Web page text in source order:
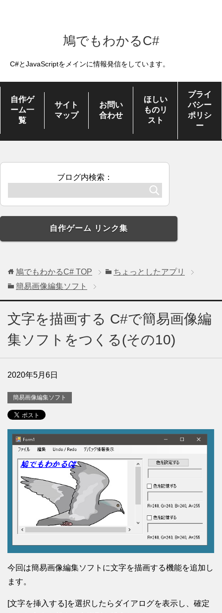
鳩でもわかるC#
C#とJavaScriptをメインに情報発信をしています。
自作ゲ
ーム一
覧
サイト
マップ
お問い
合わせ
ほしい
ものリ
スト
プライ
バシー
ポリシ
ー
ブログ内検索：
自作ゲーム リンク集
鳩でもわかるC# TOP
ちょっとしたアプリ
簡易画像編集ソフト
文字を描画する C#で簡易画像編
集ソフトをつくる(その10)
2020年5月6日
簡易画像編集ソフト
今回は簡易画像編集ソフトに文字を描画する機能を追加し
ます。
[文字を挿入する]を選択したらダイアログを表示し、確定